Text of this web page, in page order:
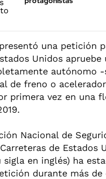
una petición
Unidos apruebe
autónomo -
de freno o
primera vez en una
Nacional de
de Estados
sigla en inglés) ha
durante más de